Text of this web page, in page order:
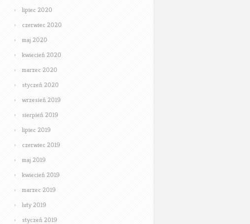
lipiec 2020
czerwiec 2020
maj 2020
kwiecień 2020
marzec 2020
styczeń 2020
wrzesień 2019
sierpień 2019
lipiec 2019
czerwiec 2019
maj 2019
kwiecień 2019
marzec 2019
luty 2019
styczeń 2019